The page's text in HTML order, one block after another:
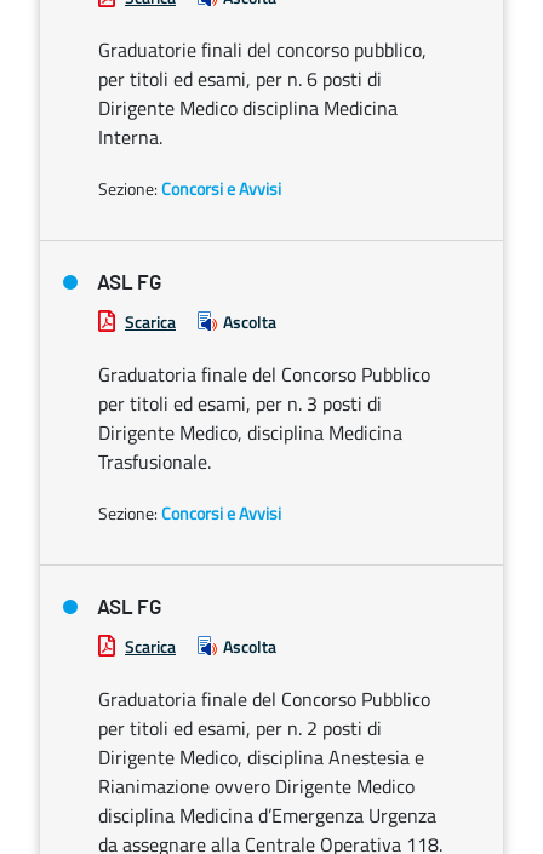
Graduatorie finali del concorso pubblico,
per titoli ed esami, per n. 6 posti di
Dirigente Medico disciplina Medicina
Interna.
Sezione:Concorsi e Avvisi
ASL FG
Scarica Ascolta
Graduatoria finale del Concorso Pubblico
per titoli ed esami, per n. 3 posti di
Dirigente Medico, disciplina Medicina
Trasfusionale.
Sezione:Concorsi e Avvisi
ASL FG
Scarica Ascolta
Graduatoria finale del Concorso Pubblico
per titoli ed esami, per n. 2 posti di
Dirigente Medico, disciplina Anestesia e
Rianimazione ovvero Dirigente Medico
disciplina Medicina d’Emergenza Urgenza
da assegnare alla Centrale Operativa 118.